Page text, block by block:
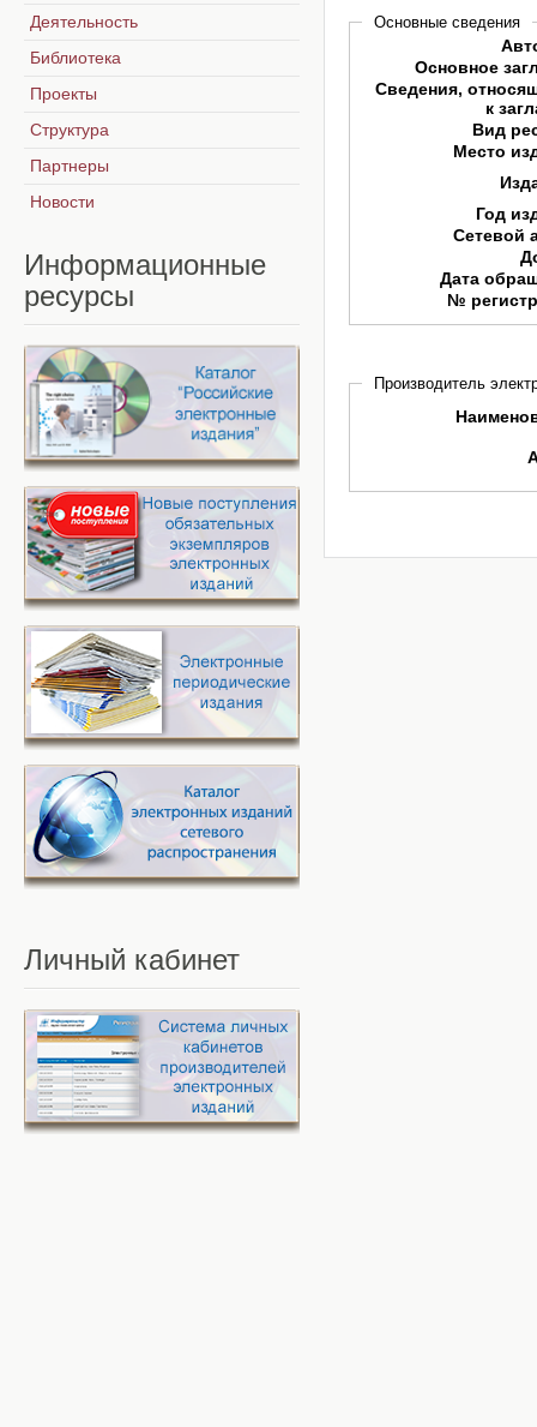
Основные сведения
Основное
Сведения,
к
Вид
Место
Год
Сетевой
Дата
№
Производитель
Деятельность
Библиотека
Проекты
Структура
Партнеры
Новости
Информационные
ресурсы
Личный кабинет